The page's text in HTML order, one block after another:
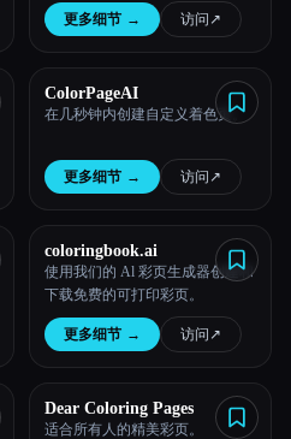
更多细节 → 访问 ↗︎
ColorPageAI
在几秒钟内创建自定义着色页。
更多细节 → 访问 ↗︎
coloringbook.ai
使用我们的 Al 彩页生成器创建和
下载免费的可打印彩页。
更多细节 → 访问 ↗︎
Dear Coloring Pages
适合所有人的精美彩页。